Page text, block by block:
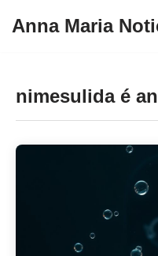
conteúdo
Anna Maria
nimesulida é